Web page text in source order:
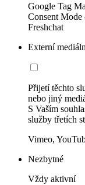
Google Tag
Consent
Freshchat
Externí
Přijetí těchto
nebo jiný
S Vaším
služby třetích
Vimeo,
Nezbytné
Vždy aktivní